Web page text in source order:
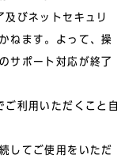
びネットセキュリ
ねます。よって、操
サポート対応が終了
利用いただくこと自
してご使用をいただ